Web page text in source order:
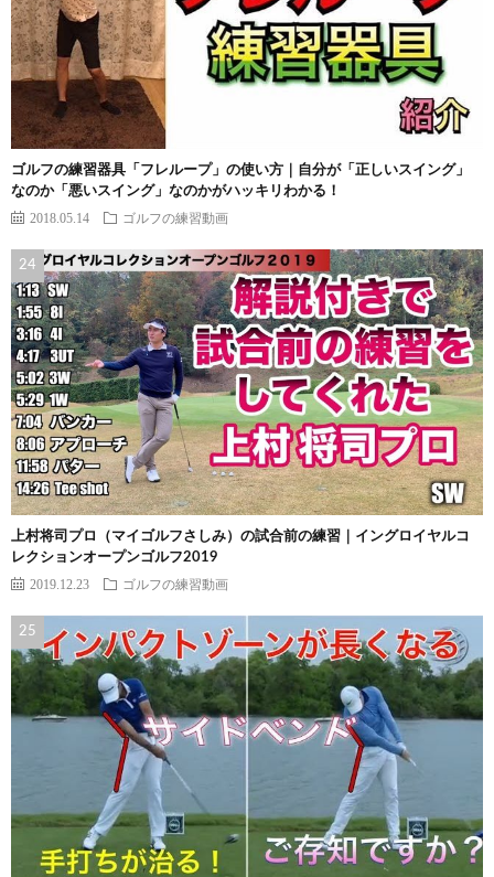
ゴルフの練習器具「フレループ」の使い方｜自分が「正しいスイング」
なのか「悪いスイング」なのかがハッキリわかる！
2018.05.14 ゴルフの練習動画
上村将司プロ（マイゴルフさしみ）の試合前の練習｜イングロイヤルコ
レクションオープンゴルフ2019
2019.12.23 ゴルフの練習動画